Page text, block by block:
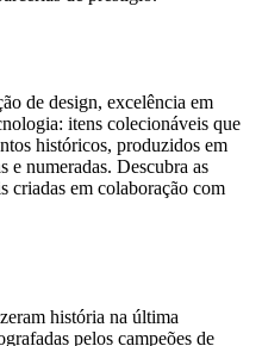
de design, excelência em
itens colecionáveis ​​que
históricos, produzidos em
e numeradas. Descubra as
criadas em colaboração com
história na última
pelos campeões de